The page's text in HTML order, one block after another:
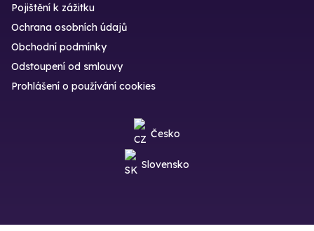
Pojištění k zážitku
Ochrana osobních údajů
Obchodní podmínky
Odstoupení od smlouvy
Prohlášení o používání cookies
Česko
Slovensko